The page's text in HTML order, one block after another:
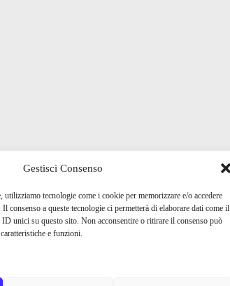
Gestisci Consenso
tecnologie come i cookie per memorizzare e/o accedere
consenso a queste tecnologie ci permetterà di elaborare dati come il
unici su questo sito. Non acconsentire o ritirare il consenso può
e funzioni.